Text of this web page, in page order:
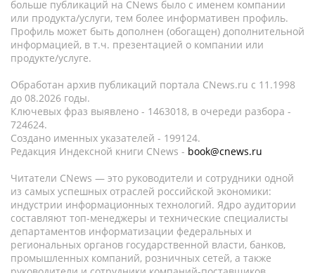
больше публикаций на CNews было с именем компании
или продукта/услуги, тем более информативен профиль.
Профиль может быть дополнен (обогащен) дополнительной
информацией, в т.ч. презентацией о компании или
продукте/услуге.
Обработан архив публикаций портала CNews.ru c 11.1998
до 08.2026 годы.
Ключевых фраз выявлено - 1463018, в очереди разбора -
724624.
Создано именных указателей - 199124.
Редакция Индексной книги CNews - book@cnews.ru
Читатели CNews — это руководители и сотрудники одной
из самых успешных отраслей российской экономики:
индустрии информационных технологий. Ядро аудитории
составляют топ-менеджеры и технические специалисты
департаментов информатизации федеральных и
региональных органов государственной власти, банков,
промышленных компаний, розничных сетей, а также